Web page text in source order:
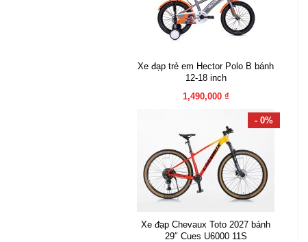
Xe đạp trẻ em Hector Polo B bánh
12-18 inch
1,490,000 ₫
- 0%
Xe đạp Chevaux Toto 2027 bánh
29″ Cues U6000 11S